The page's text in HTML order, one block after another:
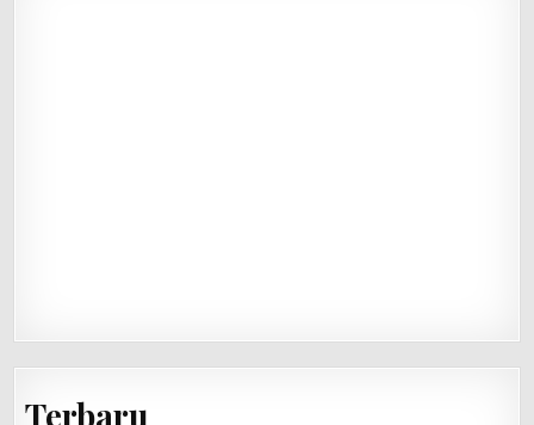
Terbaru